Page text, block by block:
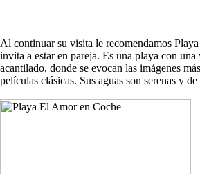
Al continuar su visita le recomendamos
invita a estar en pareja. Es una playa con una
acantilado, donde se evocan las imágenes
películas clásicas. Sus aguas son serenas y